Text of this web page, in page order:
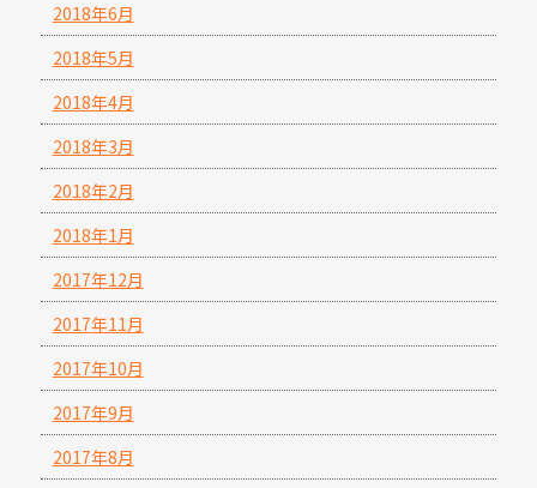
2018年6月
2018年5月
2018年4月
2018年3月
2018年2月
2018年1月
2017年12月
2017年11月
2017年10月
2017年9月
2017年8月